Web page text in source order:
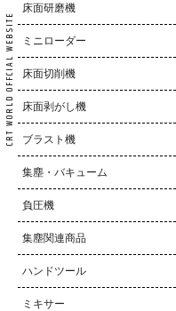
床面研磨機
ミニローダー
床面切削機
床面剥がし機
ブラスト機
集塵・バキューム
負圧機
集塵関連商品
ハンドツール
ミキサー